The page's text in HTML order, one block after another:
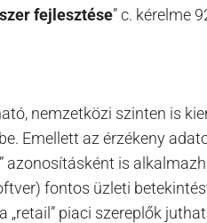
fejlesztése” c. kérelme
nemzetközi szinten is
Emellett az érzékeny
azonosításként is
fontos üzleti
piaci szereplők